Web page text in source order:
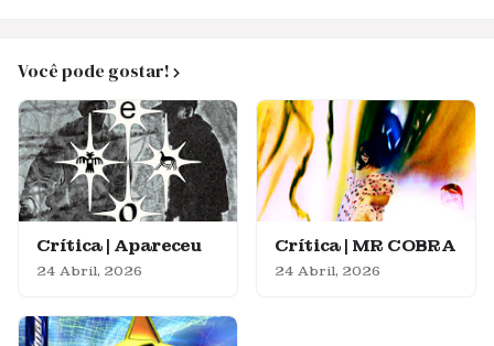
Você pode gostar!
Crítica | Apareceu
24 Abril, 2026
Crítica | MR COBRA
24 Abril, 2026